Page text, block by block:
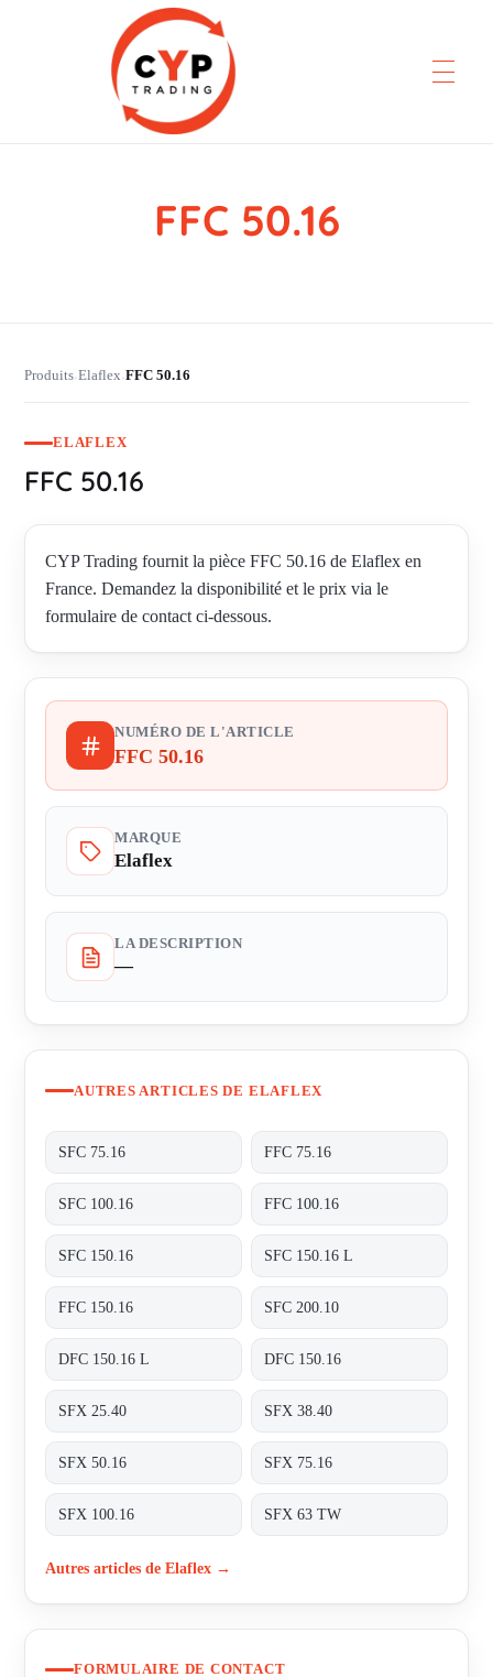
FFC 50.16
Produits›Elaflex›FFC 50.16
ELAFLEX
FFC 50.16
CYP Trading fournit la pièce FFC 50.16 de Elaflex en
France. Demandez la disponibilité et le prix via le
formulaire de contact ci-dessous.
NUMÉRO DE L'ARTICLE
FFC 50.16
MARQUE
Elaflex
LA DESCRIPTION
—
AUTRES ARTICLES DE ELAFLEX
SFC 75.16 FFC 75.16
SFC 100.16 FFC 100.16
SFC 150.16 SFC 150.16 L
FFC 150.16 SFC 200.10
DFC 150.16 L DFC 150.16
SFX 25.40 SFX 38.40
SFX 50.16 SFX 75.16
SFX 100.16 SFX 63 TW
Autres articles de Elaflex →
FORMULAIRE DE CONTACT